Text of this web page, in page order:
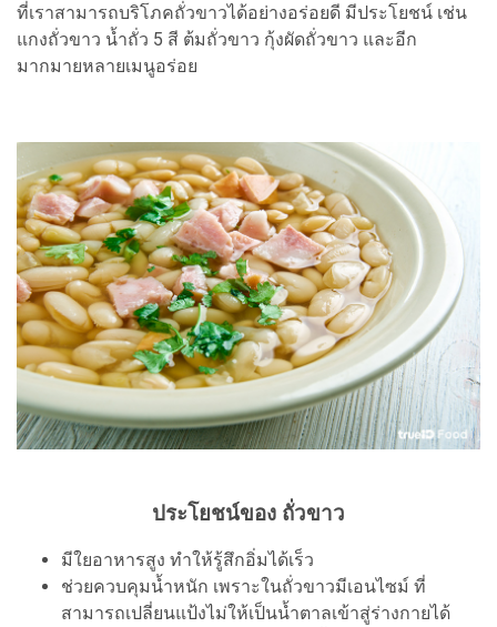
ที่เราสามารถบริโภคถั่วขาวได้อย่างอร่อยดี มีประโยชน์ เช่น
แกงถั่วขาว น้ำถั่ว 5 สี ต้มถั่วขาว กุ้งผัดถั่วขาว และอีก
มากมายหลายเมนูอร่อย
ประโยชน์ของ ถั่วขาว
มีใยอาหารสูง ทำให้รู้สึกอิ่มได้เร็ว
ช่วยควบคุมน้ำหนัก เพราะในถั่วขาวมีเอนไซม์ ที่
สามารถเปลี่ยนแป้งไม่ให้เป็นน้ำตาลเข้าสู่ร่างกายได้